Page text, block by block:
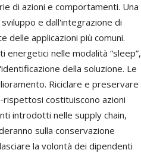
di azioni e comportamenti. Una
e dall'integrazione di
delle applicazioni più comuni.
nelle modalità “sleep”,
della soluzione. Le
Riciclare e preservare
costituiscono azioni
introdotti nelle supply chain,
sulla conservazione
la volontà dei dipendenti